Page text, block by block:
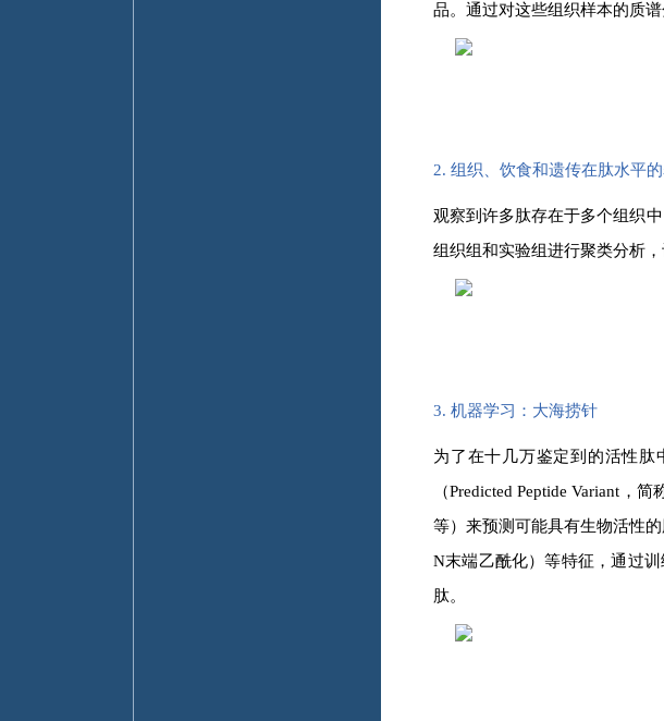
品。通过对这些组织样本的质
2. 组织、饮食和遗传在肽水平
观察到许多肽存在于多个组织
组织组和实验组进行聚类分析
3. 机器学习：大海捞针
为了在十几万鉴定到的活性
（Predicted Peptide Variant，
等）来预测可能具有生物活性
N末端乙酰化）等特征，通过
肽。